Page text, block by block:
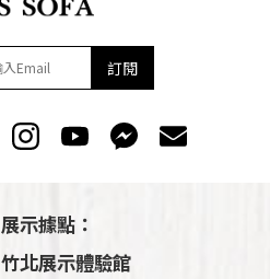
訂閱
展示據點：
竹北展示體驗館